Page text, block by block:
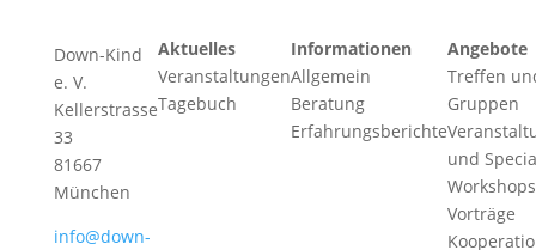
Down-Kind
e. V.
Kellerstrasse
33
81667
München
info@down-
Aktuelles
Veranstaltungen
Tagebuch
Informationen
Allgemein
Beratung
Erfahrungsberichte
Angebote
Treffen
Gruppen
und
Vorträge